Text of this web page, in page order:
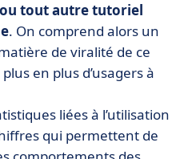
tout autre tutoriel
. On comprend alors un
de viralité de ce
en plus d’usagers à
liées à l’utilisation
qui permettent de